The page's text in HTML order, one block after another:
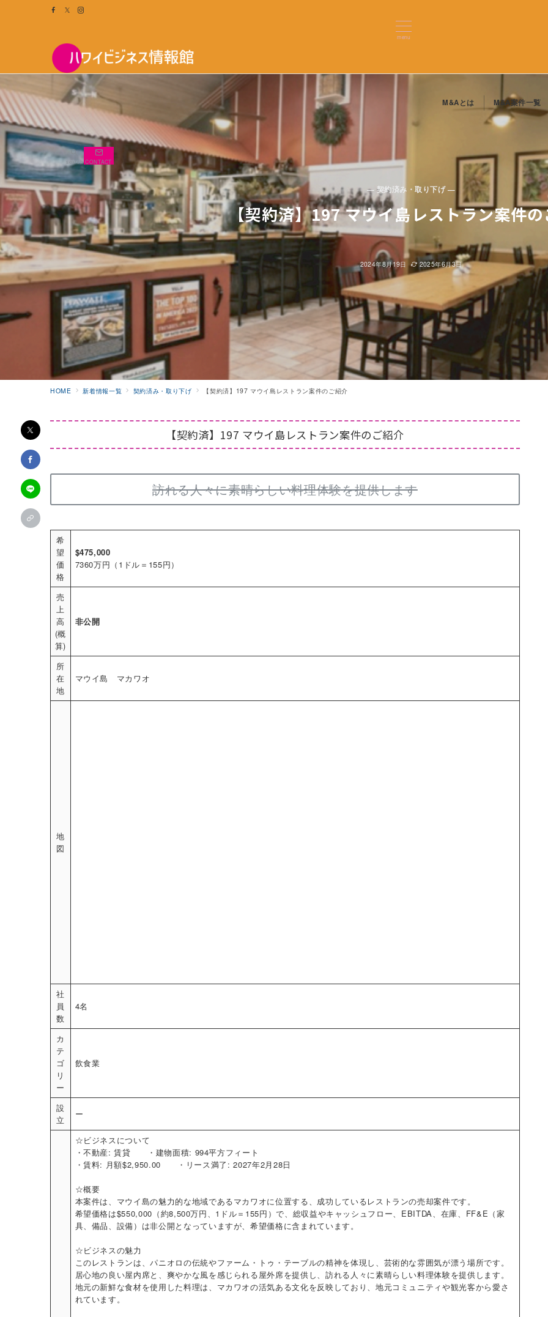
menu
M&Aとは M&A案件一覧
search CONTACT
— 契約済み・取り下げ —
【契約済】197 マウイ島レストラン案件
2024年8月19日 2025年6月3日
HOME 新着情報一覧 契約済み・取り下げ 【契約済】197 マウイ島レストラン案件のご紹介
【契約済】197 マウイ島レストラン案件のご紹介
訪れる人々に素晴らしい料理体験を提供します
希
望
価
格
$475,000
7360万円（1ドル＝155円）
売
上
高
(概
算)
非公開
所
在
地
マウイ島 マカワオ
地
図
社
員
数
4名
カ
テ
ゴ
リ
ー
飲食業
設
立
ー
☆ビジネスについて
・不動産: 賃貸 ・建物面積: 994平方フィート
・賃料: 月額$2,950.00 ・リース満了: 2027年2月28日
☆概要
本案件は、マウイ島の魅力的な地域であるマカワオに位置する、成功しているレストランの売却案件です。
希望価格は$550,000（約8,500万円、1ドル＝155円）で、総収益やキャッシュフロー、EBITDA、在庫、FF&E（家
具、備品、設備）は非公開となっていますが、希望価格に含まれています。
☆ビジネスの魅力
このレストランは、パニオロの伝統やファーム・トゥ・テーブルの精神を体現し、芸術的な雰囲気が漂う場所です。
居心地の良い屋内席と、爽やかな風を感じられる屋外席を提供し、訪れる人々に素晴らしい料理体験を提供します。
地元の新鮮な食材を使用した料理は、マカワオの活気ある文化を反映しており、地元コミュニティや観光客から愛さ
れています。